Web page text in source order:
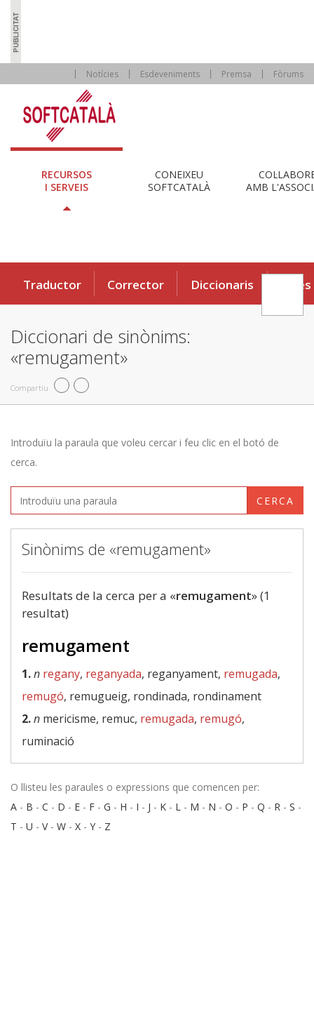
Notícies Esdeveniments Premsa Fòrums
RECURSOS
I SERVEIS
CONEIXEU
SOFTCATALÀ
AMB
Traductor Corrector Diccionaris Eines
Diccionari de sinònims:
«remugament»
Compartiu
Introduïu la paraula que voleu cercar i feu clic en el botó de
cerca.
CERCA
Sinònims de «remugament»
Resultats de la cerca per a «remugament» (1
resultat)
remugament
1.n regany, reganyada, reganyament, remugada,
remugó, remugueig, rondinada, rondinament
2.n mericisme, remuc, remugada, remugó,
ruminació
O llisteu les paraules o expressions que comencen per:
A - B - C - D - E - F - G - H - I - J - K - L - M - N - O - P - Q - R - S -
T - U - V- W - X - Y - Z